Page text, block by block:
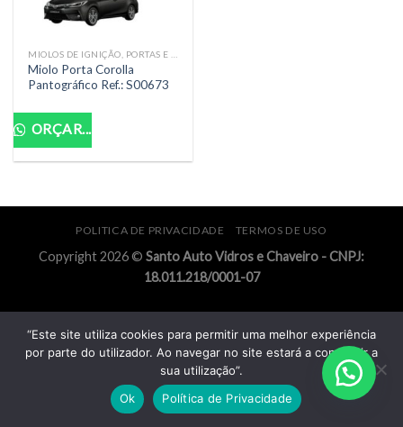
Miolo Porta Corolla
Pantográfico Ref.: S00673
ORÇAR...
POLITICA DE PRIVACIDADE TERMOS DE USO
Copyright 2026 © Santo Auto Vidros e Chaveiro - CNPJ:
18.011.218/0001-07
“Este site utiliza cookies para permitir uma melhor experiência
por parte do utilizador. Ao navegar no site estará a consentir a
sua utilização”.
Ok
Política de Privacidade